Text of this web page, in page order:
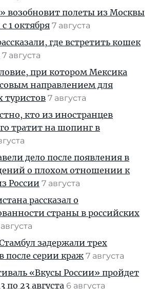
возобновит полеты из Москвы
1 октября 7 августа
где встретить кошек
7 августа
при котором Мексика
направлением для
туристов 7 августа
кто из иностранцев
тратит на шопинг в
дело после появления в
о плохом отношении к
России 7 августа
рассказал о
страны в российских
задержали трех
после серии краж 7 августа
«Вкусы России» пройдет
по 23 августа 6 августа